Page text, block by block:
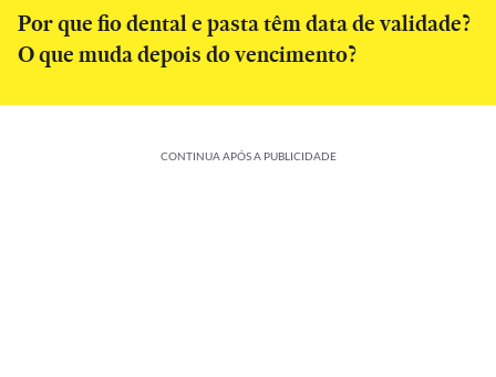
Por que fio dental e pasta têm data de validade?
O que muda depois do vencimento?
CONTINUA APÓS A PUBLICIDADE